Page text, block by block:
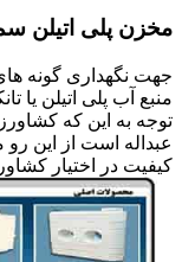
مخزن پلی اتیلن
جهت نگهداری گونه
منبع آب پلی اتیلن یا
توجه به این که
عبداله است از این
کیفیت در اختیار